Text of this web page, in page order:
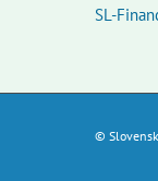
SL-
©